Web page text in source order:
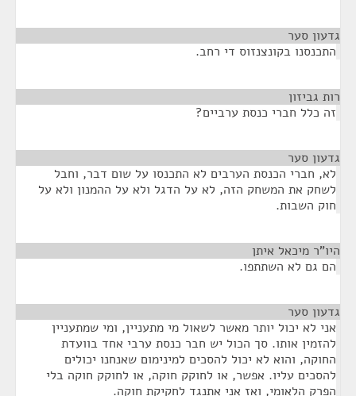
גדעון סער
התכנסנו בקונצנזוס די רחב.
רות גביזון
זה כלל חברי כנסת ערביים?
גדעון סער
לא, חברי הכנסת הערבים לא התכנסו על שום דבר, וחבל
לשחק את המשחק הזה, לא על הדגל ולא על ההמנון ולא על
חוק השבות.
היו"ר מיכאל איתן
הם גם לא השתתפו.
גדעון סער
אני לא יכול יותר מאשר לשאול מי מתעניין, ומי שמתעניין
להזמין אותו. סך הכול יש חבר כנסת ערבי אחד בוועדת
החוקה, והוא לא יכול להסכים למינימום שאנחנו יכולים
להסכים עליו. אפשר, או לחוקק חוקה, או לחוקק חוקה בלי
הפרק הלאומי, ואז אני אתנגד לחקיקת חוקה.